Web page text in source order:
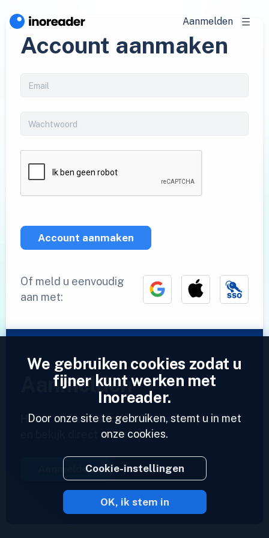
Aanmelden
Account aanmaken
Account aanmaken
Of meld u eenvoudig
aan met:
Aanmelden
Heeft u al een account?Voer een profiel in
en bekijk direct uw feeds.
Aanmelden
2023 © Inoreader
We gebruiken cookies zodat u
fijner kunt werken met
Inoreader.
Door onze site te gebruiken, stemt u in met
onze cookies.
Cookie-instellingen
OK, ik stem in